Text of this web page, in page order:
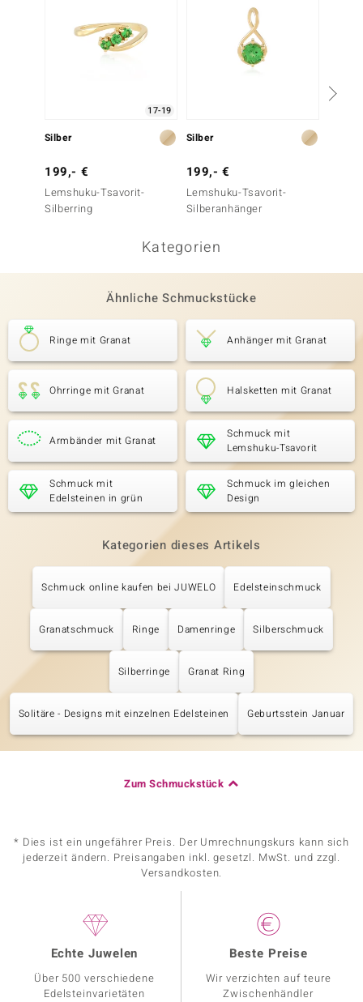
17-19
Silber
199,- €
Lemshuku-Tsavorit-
Silberring
Silber
199,- €
Lemshuku-Tsavorit-
Silberanhänger
Kategorien
Ähnliche Schmuckstücke
Ringe mit Granat Anhänger mit Granat
Ohrringe mit Granat Halsketten mit Granat
Armbänder mit Granat
Schmuck mit
Lemshuku-Tsavorit
Schmuck mit
Edelsteinen in grün
Schmuck im gleichen
Design
Kategorien dieses Artikels
Schmuck online kaufen bei JUWELO Edelsteinschmuck
Granatschmuck Ringe Damenringe Silberschmuck
Silberringe Granat Ring
Solitäre - Designs mit einzelnen Edelsteinen Geburtsstein Januar
Zum Schmuckstück
* Dies ist ein ungefährer Preis. Der Umrechnungskurs kann sich
jederzeit ändern. Preisangaben inkl. gesetzl. MwSt. und zzgl.
Versandkosten.
Echte Juwelen
Über 500 verschiedene
Edelsteinvarietäten
Beste Preise
Wir verzichten auf teure
Zwischenhändler